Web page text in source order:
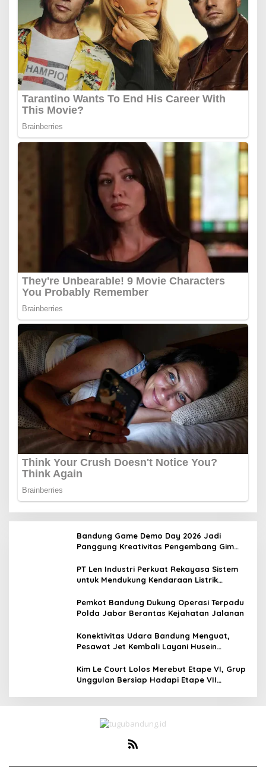
Bandung Game Demo Day 2026 Jadi
Panggung Kreativitas Pengembang Gim
PT Len Industri Perkuat Rekayasa Sistem
untuk Mendukung Kendaraan Listrik
Pemkot Bandung Dukung Operasi Terpadu
Polda Jabar Berantas Kejahatan Jalanan
Konektivitas Udara Bandung Menguat,
Pesawat Jet Kembali Layani Husein
Kim Le Court Lolos Merebut Etape VI, Grup
Unggulan Bersiap Hadapi Etape VII